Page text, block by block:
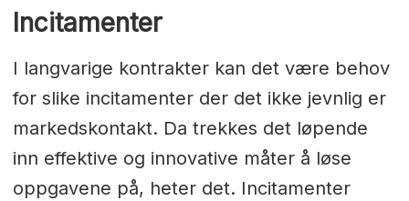
Incitamenter
I langvarige kontrakter kan det være behov
for slike incitamenter der det ikke jevnlig er
markedskontakt. Da trekkes det løpende
inn effektive og innovative måter å løse
oppgavene på, heter det. Incitamenter